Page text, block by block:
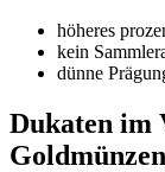
höheres
kein
dünne
Dukaten im
Goldmünzen